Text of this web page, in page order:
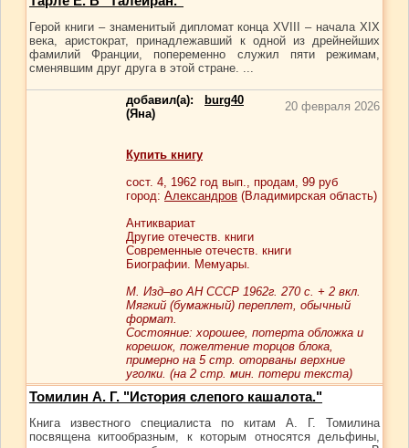
Герой книги – знаменитый дипломат конца XVIII – начала XIX
века, аристократ, принадлежавший к одной из дрейнейших
фамилий Франции, попеременно служил пяти режимам,
сменявшим друг друга в этой стране. ...
добавил(а):
burg40
(Яна)
20 февраля 2026
Купить книгу
сост. 4, 1962 год вып., продам, 99 руб
город: Александров (Владимирская область)
Антиквариат
Другие отечеств. книги
Современные отечеств. книги
Биографии. Мемуары.
М. Изд–во АН СССР 1962г. 270 с. + 2 вкл.
Мягкий (бумажный) переплет, обычный
формат.
Cостояние: хорошее, потерта обложка и
корешок, пожелтение торцов блока,
примерно на 5 стр. оторваны верхние
уголки. (на 2 стр. мин. потери текста)
Томилин А. Г. "История слепого кашалота."
Книга известного специалиста по китам А. Г. Томилина
посвящена китообразным, к которым относятся дельфины,